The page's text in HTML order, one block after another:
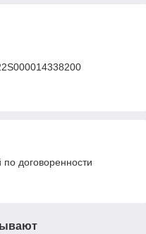
договоренности